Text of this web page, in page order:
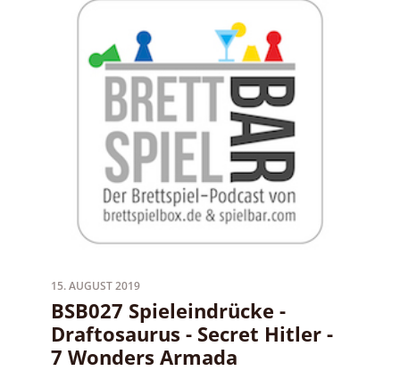
15. AUGUST 2019
BSB027 Spieleindrücke -
Draftosaurus - Secret Hitler -
7 Wonders Armada